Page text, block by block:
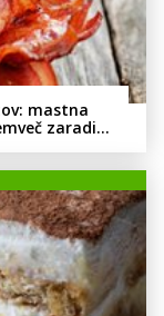
mastna
zaradi